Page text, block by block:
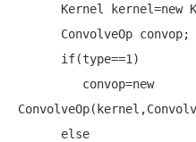
      Kernel kernel=
new
if(type==1)
         convop=
new
else